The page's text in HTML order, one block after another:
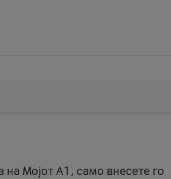
на Мојот А1, само внесете го